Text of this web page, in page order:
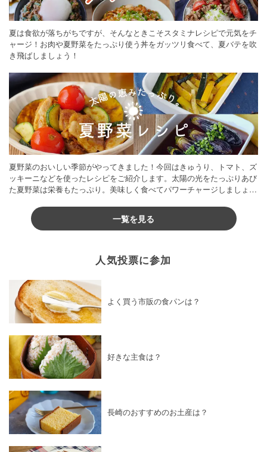
夏は食欲が落ちがちですが、そんなときこそスタミナレシピで元気をチ
ャージ！お肉や夏野菜をたっぷり使う丼をガッツリ食べて、夏バテを吹
き飛ばしましょう！
夏野菜のおいしい季節がやってきました！今回はきゅうり、トマト、ズ
ッキーニなどを使ったレシピをご紹介します。太陽の光をたっぷりあび
た夏野菜は栄養もたっぷり。美味しく食べてパワーチャージしましょう
一覧を見る
人気投票に参加
よく買う市販の食パンは？
好きな主食は？
長崎のおすすめのお土産は？